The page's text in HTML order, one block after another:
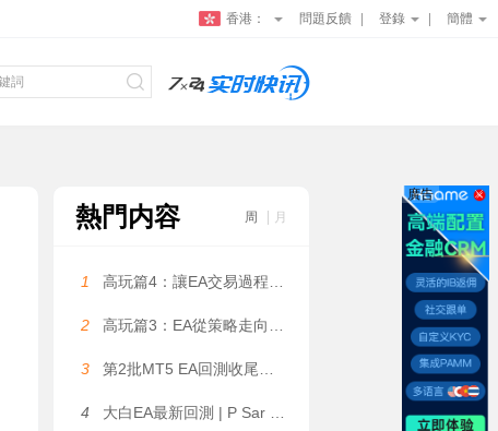
香港： 問題反饋 登錄 簡體
熱門内容 周 月
1 高玩篇4：讓EA交易過程更可控——大白科普
2 高玩篇3：EA從策略走向系統——大白科普
3 第2批MT5 EA回測收尾，5個月利潤131萬美金是數據拟合嗎？
4 大白EA最新回測 | P Sar Marti EA V2.02 MT4 2026年回測虧損9,996.47USD，勝率42.02%
廣告